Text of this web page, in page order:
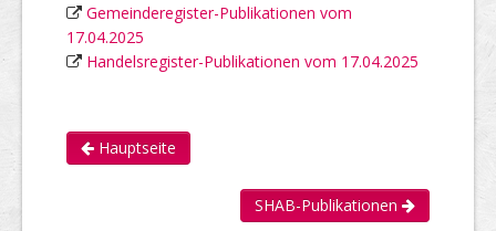
Gemeinderegister-Publikationen vom
17.04.2025
Handelsregister-Publikationen vom 17.04.2025
Hauptseite
SHAB-Publikationen